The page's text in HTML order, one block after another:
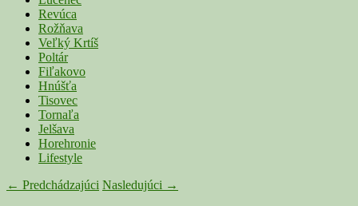
Revúca
Rožňava
Veľký Krtíš
Poltár
Fiľakovo
Hnúšťa
Tisovec
Tornaľa
Jelšava
Horehronie
Lifestyle
Navigácia
← Predchádzajúci Nasledujúci →